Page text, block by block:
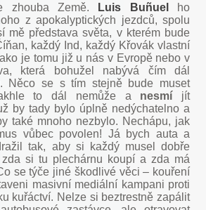
zhouba Země.
Luis Buñuel
ho
z apokalyptických jezdců, spolu
mě představa světa, v kterém bude
každý Ind, každý Křovák vlastní
je tomu již u nás v Evropě nebo v
která bohužel nabývá čím dál
Něco se s tím stejně bude muset
to dál nemůže a nesmí jít
by tady bylo úplně nedýchatelno a
také mnoho nezbylo. Nechápu, jak
vůbec povolen! Já bych auta a
tak, aby si každý musel dobře
zda si tu plechárnu koupí a zda má
se týče jiné škodlivé věci – kouření
masivní mediální kampani proti
kuřáctví. Nelze si beztrestně zapálit